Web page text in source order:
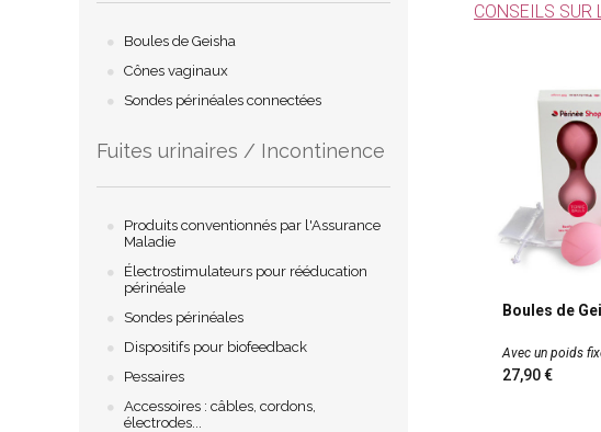
CONSEILS SUR
Boules de
Avec un poids
27,90
Boules de Geisha
Cônes vaginaux
Sondes périnéales connectées
Fuites urinaires / Incontinence
Produits conventionnés par l'Assurance
Maladie
Électrostimulateurs pour rééducation
périnéale
Sondes périnéales
Dispositifs pour biofeedback
Pessaires
Accessoires : câbles, cordons,
électrodes...